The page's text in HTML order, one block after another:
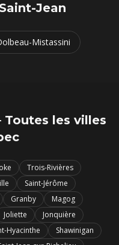
Jean
Mistassini
les villes
Trois-Rivières
Saint-Jérôme
Granby
Magog
Joliette
Jonquière
Hyacinthe
Shawinigan